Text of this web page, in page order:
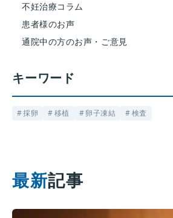
最新記事
不妊治療コラム
患者様のお声
通院中の方のお声・ご意見
キーワード
採卵 移植 卵子凍結 検査